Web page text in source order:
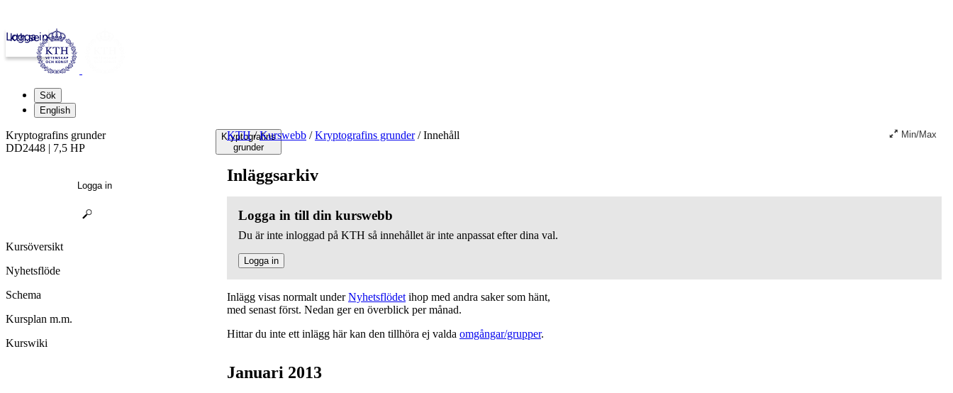
kth.se
Logga in
Sök
English
Kryptografins
grunder
KTH / Kurswebb / Kryptografins grunder /Innehåll Min/Max
Inläggsarkiv
Logga in till din kurswebb
Du är inte inloggad på KTH så innehållet är inte anpassat efter dina val.
Logga in
Inlägg visas normalt underNyhetsflödet ihop med andra saker som hänt,
med senast först. Nedan ger en överblick per månad.
Hittar du inte ett inlägg här kan den tillhöra ej valda omgångar/grupper.
Januari 2013
Kryptografins grunder
DD2448 | 7,5 HP
Logga in
Kursöversikt
Nyhetsflöde
Schema
Kursplan m.m.
Kurswiki